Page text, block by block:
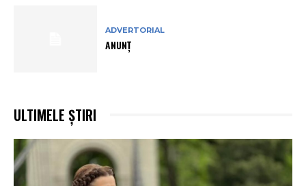
ADVERTORIAL
ANUNȚ
ULTIMELE ȘTIRI